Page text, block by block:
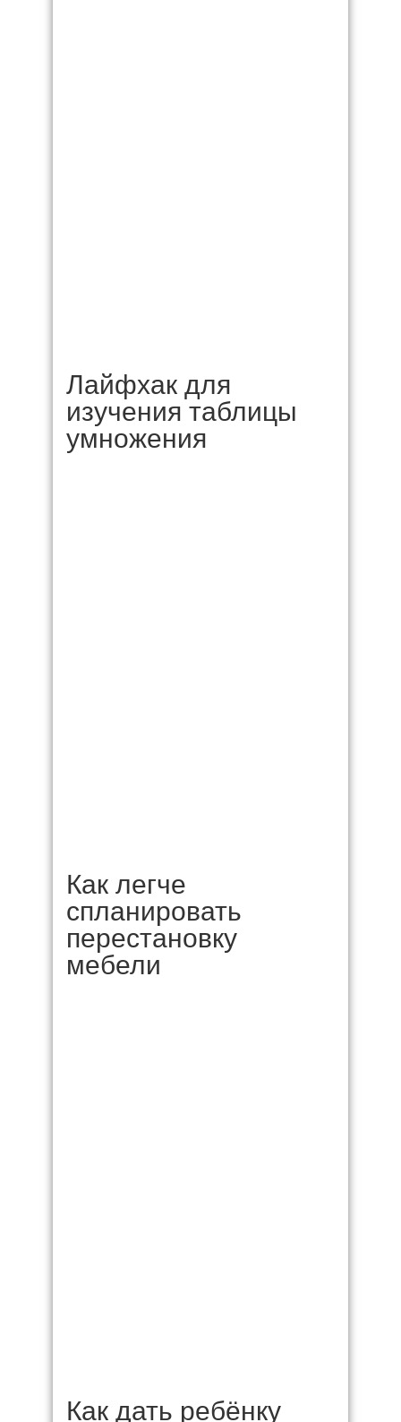
Лайфхак для
изучения таблицы
умножения
Как легче
спланировать
перестановку
мебели
Как дать ребёнку